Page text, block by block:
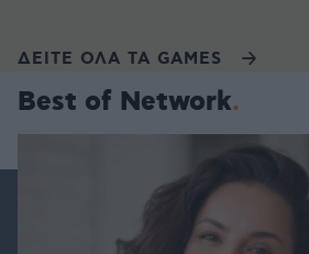
ΔΕΙΤΕ ΟΛΑ ΤΑ GAMES
Best of Network